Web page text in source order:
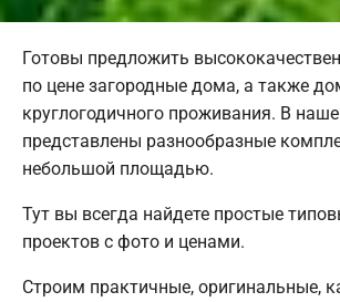
Готовы предложить
по цене загородные дома, а также
круглогодичного проживания. В
представлены разнообразные
небольшой площадью.
Тут вы всегда найдете простые
проектов с фото и ценами.
Строим практичные, оригинальные,